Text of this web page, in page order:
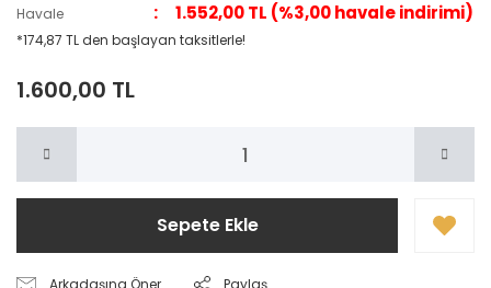
Havale
1.552,00 TL (%3,00 havale indirimi)
*174,87 TL den başlayan taksitlerle!
1.600,00 TL
Sepete Ekle
Arkadaşına Öner Paylaş